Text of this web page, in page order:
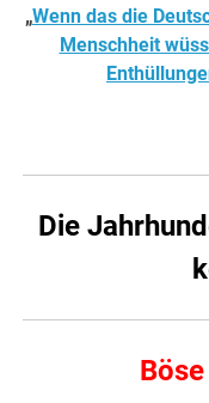
„Wenn das die
Menschheit
Die